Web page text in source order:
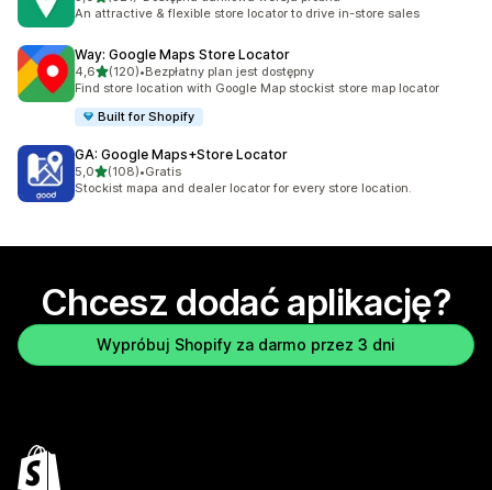
Łączna liczba recenzji: 321
An attractive & flexible store locator to drive in-store sales
Way: Google Maps Store Locator
4,6na 5 gwiazdek
(120)
Łączna liczba recenzji: 120
•Bezpłatny plan jest dostępny
Find store location with Google Map stockist store map locator
Built for Shopify
GA: Google Maps+Store Locator
5,0na 5 gwiazdek
(108)
Łączna liczba recenzji: 108
•Gratis
Stockist mapa and dealer locator for every store location.
Chcesz dodać aplikację?
Wypróbuj Shopify za darmo przez 3 dni